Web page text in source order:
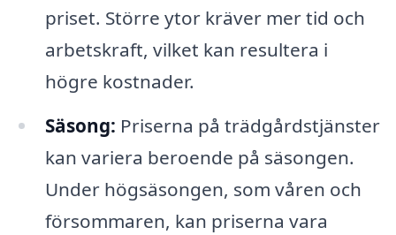
priset. Större ytor kräver mer tid och
arbetskraft, vilket kan resultera i
högre kostnader.
Säsong: Priserna på trädgårdstjänster
kan variera beroende på säsongen.
Under högsäsongen, som våren och
försommaren, kan priserna vara